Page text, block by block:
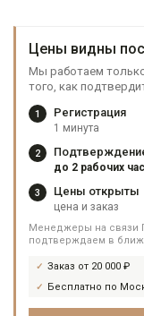
Цены видны
Мы работаем
того, как
1 Регистрация
1 минута
2
до 2 рабочих
3 Цены открыты
цена и заказ
Менеджеры на связи
подтверждаем в
Заказ от 20 000 ₽
Бесплатно по